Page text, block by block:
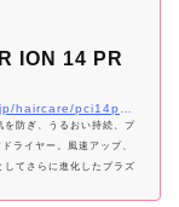
ION 14 PR
https://takara-beautymate.jp/haircare/pci14pro/
防ぎ、うるおい持続、プ
ライヤー。風速アップ、
してさらに進化したプラズ